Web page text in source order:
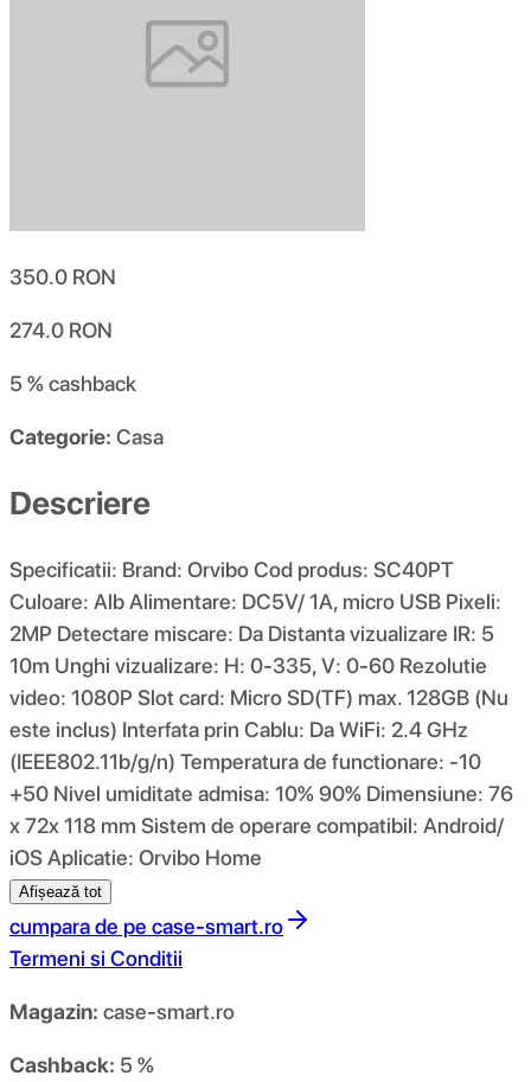
350.0 RON
274.0 RON
5 %cashback
Categorie: Casa
Descriere
Specificatii: Brand: Orvibo Cod produs: SC40PT
Culoare: Alb Alimentare: DC5V/ 1A, micro USB Pixeli:
2MP Detectare miscare: Da Distanta vizualizare IR: 5
10m Unghi vizualizare: H: 0-335, V: 0-60 Rezolutie
video: 1080P Slot card: Micro SD(TF) max. 128GB (Nu
este inclus) Interfata prin Cablu: Da WiFi: 2.4 GHz
(IEEE802.11b/g/n) Temperatura de functionare: -10
+50 Nivel umiditate admisa: 10% 90% Dimensiune: 76
x 72x 118 mm Sistem de operare compatibil: Android/
iOS Aplicatie: Orvibo Home
Afișează tot
cumpara de pe case-smart.ro
Termeni si Conditii
Magazin: case-smart.ro
Cashback: 5 %